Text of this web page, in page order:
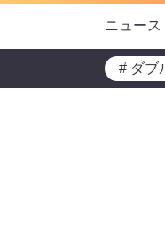
ニュース
# ダブ